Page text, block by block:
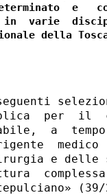
e
varie
per  il
a
e